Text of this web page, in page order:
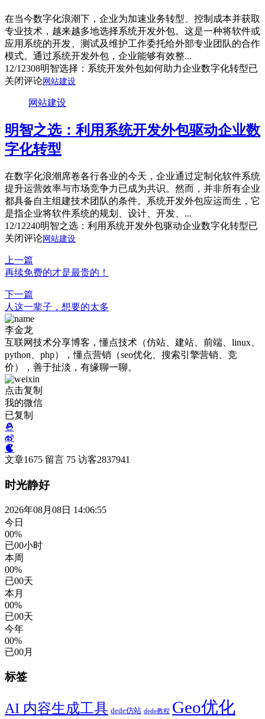
在当今数字化浪潮下，企业为加速业务转型、控制成本并获取
专业技术，越来越多地选择系统开发外包。这是一种将软件或
应用系统的开发、测试及维护工作委托给外部专业团队的合作
模式。通过系统开发外包，企业能够有效整...
12/12308明智选择：系统开发外包如何助力企业数字化转型已
关闭评论网站建设
网站建设
明智之选：利用系统开发外包驱动企业数
字化转型
在数字化浪潮席卷各行各业的今天，企业通过定制化软件系统
提升运营效率与市场竞争力已成为共识。然而，并非所有企业
都具备自主组建技术团队的条件。系统开发外包应运而生，它
是指企业将软件系统的规划、设计、开发、...
12/12240明智之选：利用系统开发外包驱动企业数字化转型已
关闭评论网站建设
上一篇
再续免费的才是最贵的！
下一篇
人这一辈子，想要的太多
李金龙
互联网技术分享博客，懂点技术（仿站、建站、前端、linux、
python、php），懂点营销（seo优化、搜索引擎营销、竞
价），善于扯淡，有缘聊一聊。
点击复制
我的微信
已复制
文章1675 留言 75 访客2837941
时光静好
2026年08月08日 14:06:55
今日
00%
已00小时
本周
00%
已00天
本月
00%
已00天
今年
00%
已00月
标签
AI 内容生成工具 dede仿站 dede教程 Geo优化